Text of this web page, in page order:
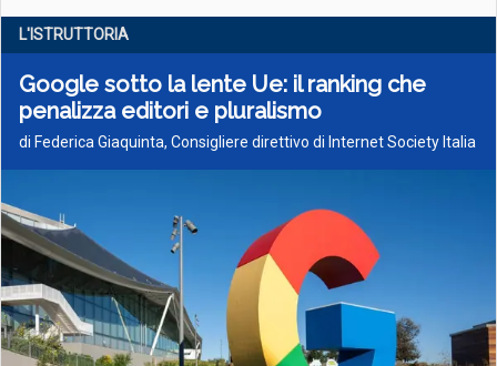
L'ISTRUTTORIA
Google sotto la lente Ue: il ranking che
penalizza editori e pluralismo
di Federica Giaquinta, Consigliere direttivo di Internet Society Italia